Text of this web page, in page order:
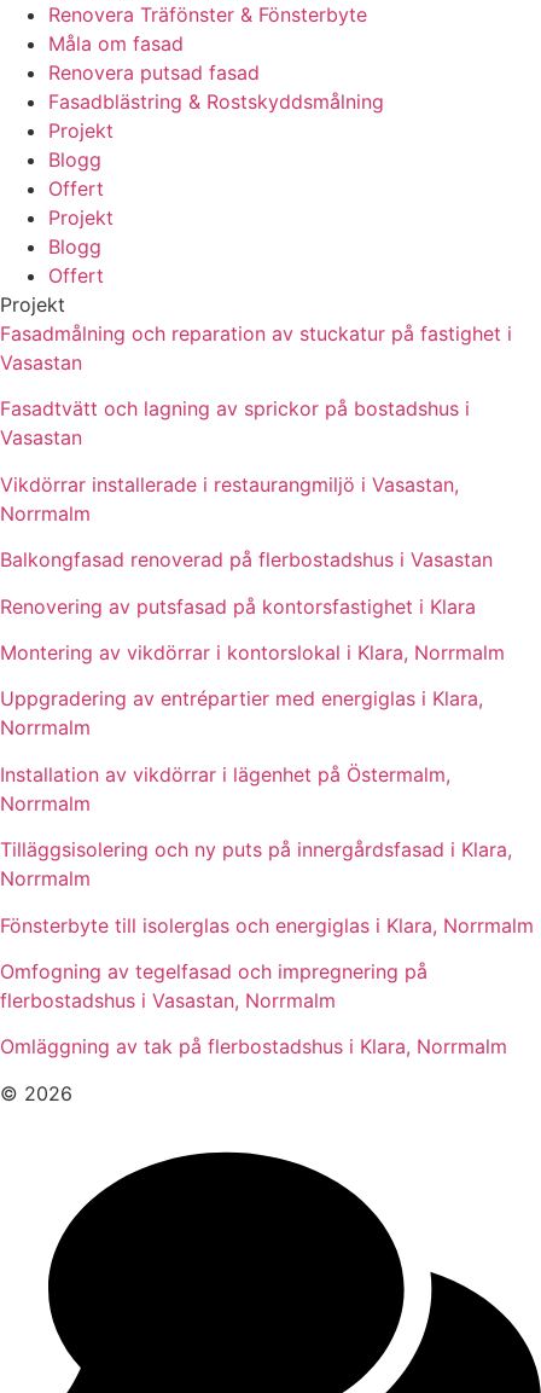
Renovera Träfönster & Fönsterbyte
Måla om fasad
Renovera putsad fasad
Fasadblästring & Rostskyddsmålning
Projekt
Blogg
Offert
Projekt
Blogg
Offert
Projekt
Fasadmålning och reparation av stuckatur på fastighet i
Vasastan
Fasadtvätt och lagning av sprickor på bostadshus i
Vasastan
Vikdörrar installerade i restaurangmiljö i Vasastan,
Norrmalm
Balkongfasad renoverad på flerbostadshus i Vasastan
Renovering av putsfasad på kontorsfastighet i Klara
Montering av vikdörrar i kontorslokal i Klara, Norrmalm
Uppgradering av entrépartier med energiglas i Klara,
Norrmalm
Installation av vikdörrar i lägenhet på Östermalm,
Norrmalm
Tilläggsisolering och ny puts på innergårdsfasad i Klara,
Norrmalm
Fönsterbyte till isolerglas och energiglas i Klara, Norrmalm
Omfogning av tegelfasad och impregnering på
flerbostadshus i Vasastan, Norrmalm
Omläggning av tak på flerbostadshus i Klara, Norrmalm
© 2026